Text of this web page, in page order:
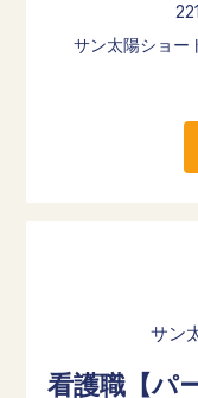
サン太陽ショー
サン
看護職【パ